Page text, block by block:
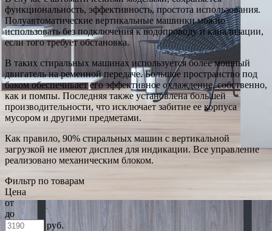
функциональность, эффективность, простота использования.
Полуавтоматические вертикальные машинки можно
использовать без подключения к водопроводу и канализации,
если того требует обстановка.
В таких стиральных машинах используется более мощный
двигатель на ременной передаче. Большое пространство под
баком обеспечивает его эффективное охлаждение, собственно,
как и помпы. Последняя также установлена большей
производительности, что исключает забитие ее корпуса
мусором и другими предметами.
Как правило, 90% стиральных машин с вертикальной
загрузкой не имеют дисплея для индикации. Все управление
реализовано механическим блоком.
Фильтр по товарам
Цена
от
до
руб.